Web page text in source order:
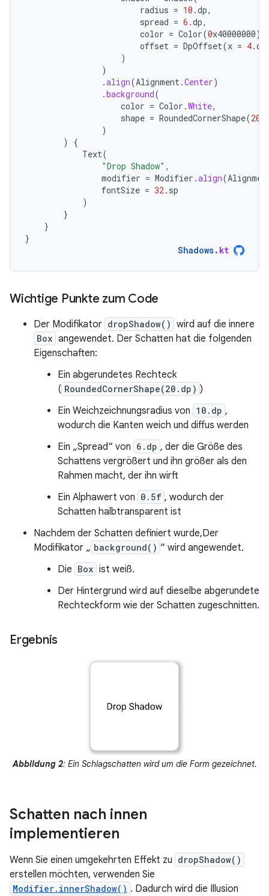
radius = 10.dp,
spread = 6.dp,
color = Color(0x40000000),
offset = DpOffset(x = 4.dp
)
)
.align(Alignment .Center)
.background(
color = Color .White,
shape = RoundedCornerShape(20.
)
)
{
Text(
"Drop Shadow" ,
modifier = Modifier .align(
fontSize = 32. sp
)
}
}
}
Shadows. kt
Wichtige Punkte zum Code
Der Modifikator dropShadow() wird auf die innere
Box angewendet. Der Schatten hat die folgenden
Eigenschaften:
Ein abgerundetes Rechteck
( RoundedCornerShape(20.dp) )
Ein Weichzeichnungsradius von 10.dp ,
wodurch die Kanten weich und diffus werden
Ein „Spread“ von 6.dp , der die Größe des
Schattens vergrößert und ihn größer als den
Rahmen macht, der ihn wirft
Ein Alphawert von 0.5f , wodurch der
Schatten halbtransparent ist
Nachdem der Schatten definiert wurde,Der
Modifikator „ background() “ wird angewendet.
Die Box ist weiß.
Der Hintergrund wird auf dieselbe abgerundete
Rechteckform wie der Schatten zugeschnitten.
Ergebnis
Abbildung 2: Ein Schlagschatten wird um die Form gezeichnet.
Schatten nach innen
implementieren
Wenn Sie einen umgekehrten Effekt zu dropShadow()
erstellen möchten, verwenden Sie
Modifier.innerShadow() . Dadurch wird die Illusion